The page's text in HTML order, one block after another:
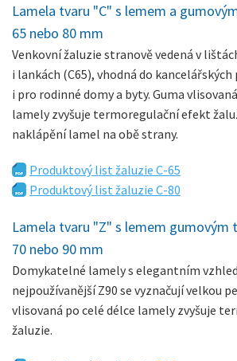
Lamela tvaru "C" s lemem a
65 nebo 80 mm
Venkovní žaluzie stranově vedená v
i lankách (C65), vhodná do
i pro rodinné domy a byty. Guma
lamely zvyšuje termoregulační efekt
naklápění lamel na obě strany.
Produktový list žaluzie C-65
Produktový list žaluzie C-80
Lamela tvaru "Z" s lemem gumovým
70 nebo 90 mm
Domykatelné lamely s elegantním
nejpoužívanější Z90 se vyznačují velkou
vlisovaná po celé délce lamely zvyšuje
žaluzie.